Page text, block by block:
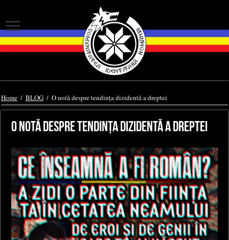
Home / BLOG / O notă despre tendința dizidentă a dreptei
O notă despre tendința dizidentă a dreptei